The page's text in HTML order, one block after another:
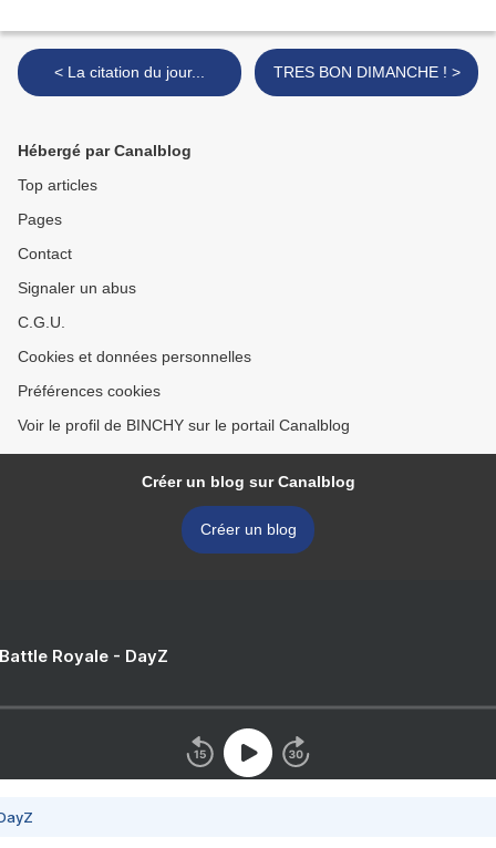
< La citation du jour... TRES BON DIMANCHE ! >
Hébergé par Canalblog
Top articles
Pages
Contact
Signaler un abus
C.G.U.
Cookies et données personnelles
Préférences cookies
Voir le profil de BINCHY sur le portail Canalblog
Créer un blog sur Canalblog
Créer un blog
Royale - DayZ